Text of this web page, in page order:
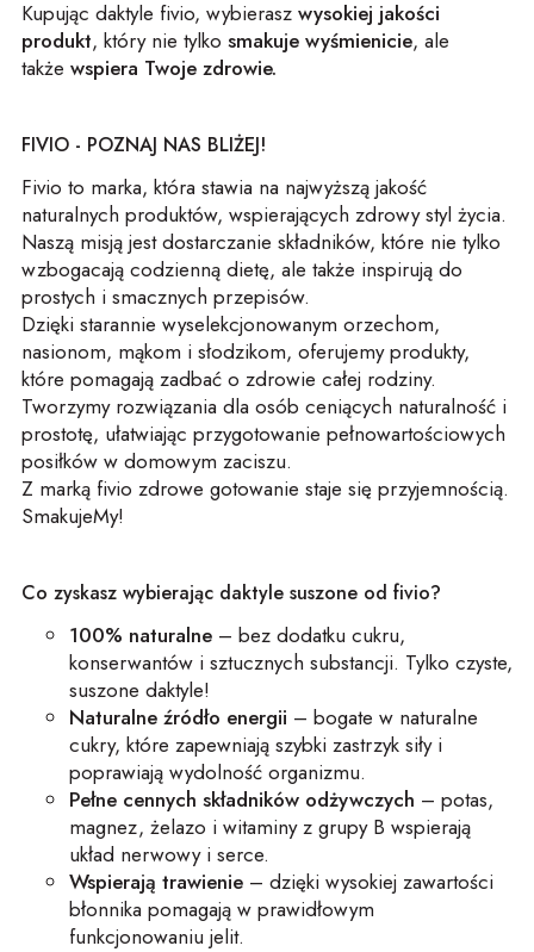
Kupując daktyle fivio, wybierasz wysokiej jakości
produkt, który nie tylko smakuje wyśmienicie, ale
także wspiera Twoje zdrowie.
FIVIO - POZNAJ NAS BLIŻEJ!
Fivio to marka, która stawia na najwyższą jakość
naturalnych produktów, wspierających zdrowy styl życia.
Naszą misją jest dostarczanie składników, które nie tylko
wzbogacają codzienną dietę, ale także inspirują do
prostych i smacznych przepisów.
Dzięki starannie wyselekcjonowanym orzechom,
nasionom, mąkom i słodzikom, oferujemy produkty,
które pomagają zadbać o zdrowie całej rodziny.
Tworzymy rozwiązania dla osób ceniących naturalność i
prostotę, ułatwiając przygotowanie pełnowartościowych
posiłków w domowym zaciszu.
Z marką fivio zdrowe gotowanie staje się przyjemnością.
SmakujeMy!
Co zyskasz wybierając daktyle suszone od fivio?
100% naturalne – bez dodatku cukru,
konserwantów i sztucznych substancji. Tylko czyste,
suszone daktyle!
Naturalne źródło energii – bogate w naturalne
cukry, które zapewniają szybki zastrzyk siły i
poprawiają wydolność organizmu.
Pełne cennych składników odżywczych – potas,
magnez, żelazo i witaminy z grupy B wspierają
układ nerwowy i serce.
Wspierają trawienie – dzięki wysokiej zawartości
błonnika pomagają w prawidłowym
funkcjonowaniu jelit.